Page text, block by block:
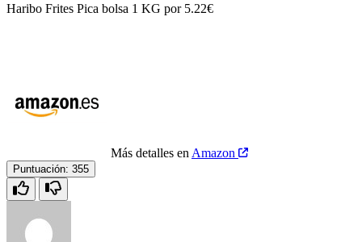
Haribo Frites Pica bolsa 1 KG por 5.22€
Más detalles en Amazon
Puntuación: 355